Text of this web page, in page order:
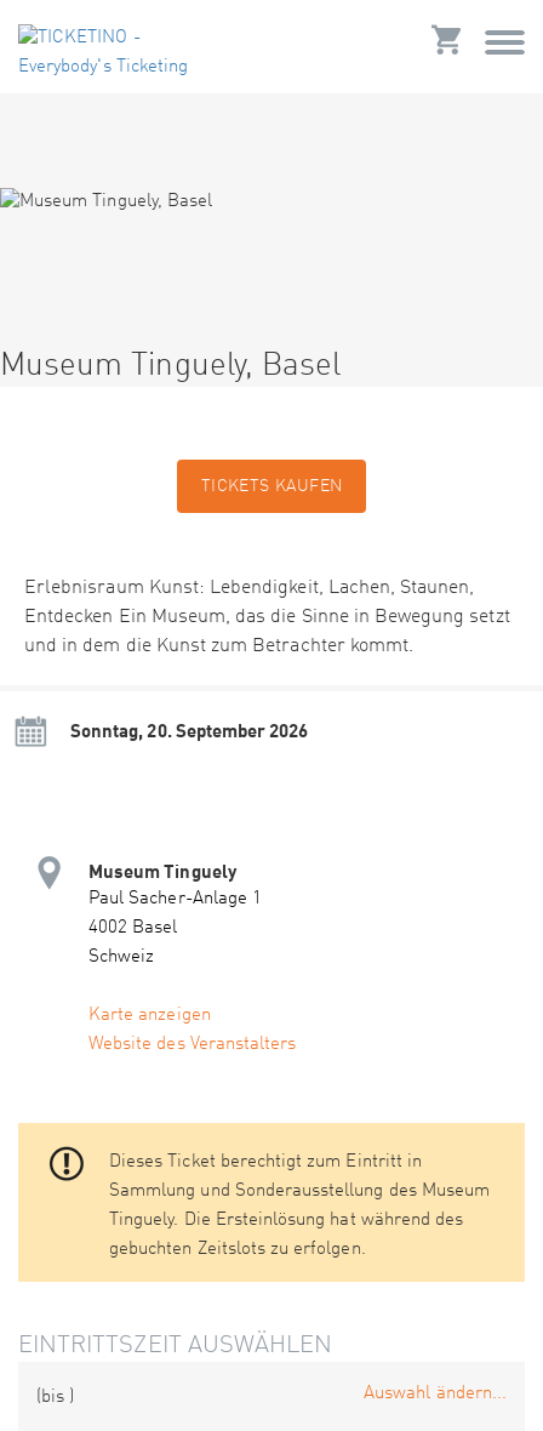
Museum Tinguely, Basel
TICKETS KAUFEN
Erlebnisraum Kunst: Lebendigkeit, Lachen, Staunen,
Entdecken Ein Museum, das die Sinne in Bewegung setzt
und in dem die Kunst zum Betrachter kommt.
Sonntag, 20. September 2026
Museum Tinguely
Paul Sacher-Anlage 1
4002 Basel
Schweiz
Karte anzeigen
Website des Veranstalters
Dieses Ticket berechtigt zum Eintritt in
Sammlung und Sonderausstellung des Museum
Tinguely. Die Ersteinlösung hat während des
gebuchten Zeitslots zu erfolgen.
EINTRITTSZEIT AUSWÄHLEN
(bis ) Auswahl ändern...